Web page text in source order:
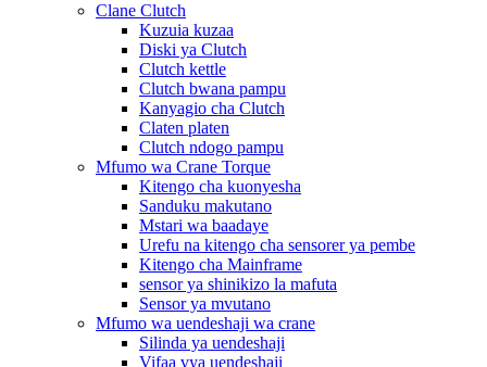
Clane Clutch
Kuzuia kuzaa
Diski ya Clutch
Clutch kettle
Clutch bwana pampu
Kanyagio cha Clutch
Claten platen
Clutch ndogo pampu
Mfumo wa Crane Torque
Kitengo cha kuonyesha
Sanduku makutano
Mstari wa baadaye
Urefu na kitengo cha sensorer ya pembe
Kitengo cha Mainframe
sensor ya shinikizo la mafuta
Sensor ya mvutano
Mfumo wa uendeshaji wa crane
Silinda ya uendeshaji
Vifaa vya uendeshaji